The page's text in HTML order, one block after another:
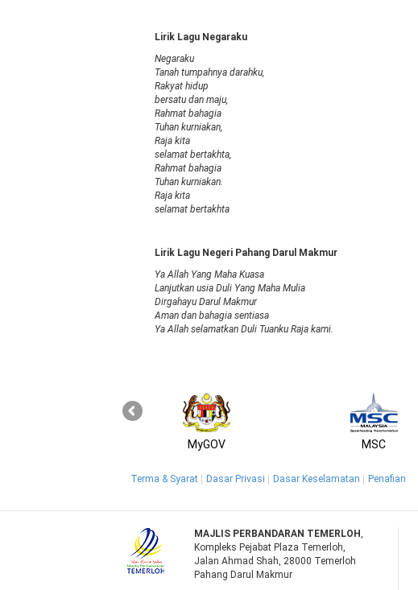
Lirik Lagu Negaraku
Negaraku
Tanah tumpahnya darahku,
Rakyat hidup
bersatu dan maju,
Rahmat bahagia
Tuhan kurniakan,
Raja kita
selamat bertakhta,
Rahmat bahagia
Tuhan kurniakan.
Raja kita
selamat bertakhta
Lirik Lagu Negeri Pahang Darul Makmur
Ya Allah Yang Maha Kuasa
Lanjutkan usia Duli Yang Maha Mulia
Dirgahayu Darul Makmur
Aman dan bahagia sentiasa
Ya Allah selamatkan Duli Tuanku Raja kami.
MyGOV MSC
Terma & Syarat Dasar Privasi Dasar Keselamatan Penafian
MAJLIS PERBANDARAN TEMERLOH,
Kompleks Pejabat Plaza Temerloh,
Jalan Ahmad Shah, 28000 Temerloh
Pahang Darul Makmur